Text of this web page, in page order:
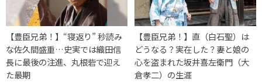
【豊臣兄弟！】“寝返り” 秒読み
な佐久間盛重…史実では織田信
長に最後の注進、丸根砦で迎え
た最期
【豊臣兄弟！】直（白石聖）は
どうなる？実在した？妻と娘の
心を盗まれた坂井喜左衛門（大
倉孝二）の生涯